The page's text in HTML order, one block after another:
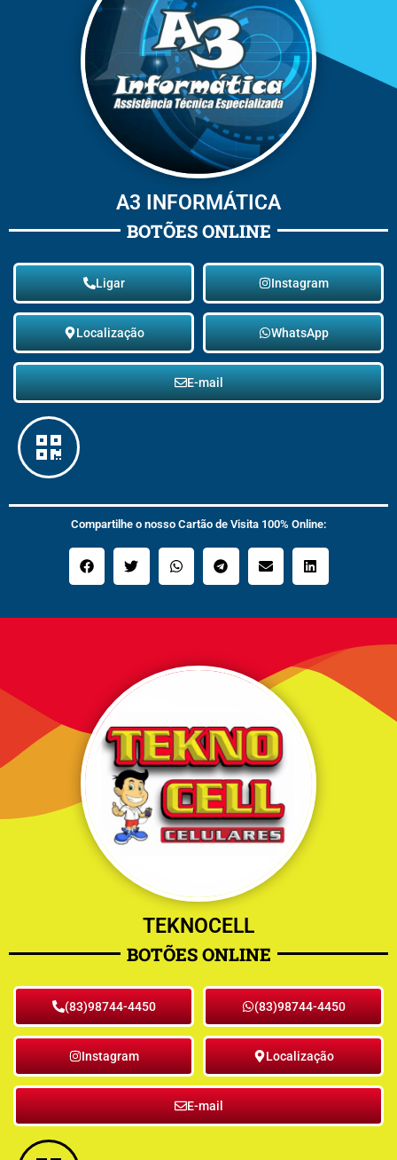
A3 INFORMÁTICA
BOTÕES ONLINE
Ligar Instagram
Localização WhatsApp
E-mail
Compartilhe o nosso Cartão de Visita 100% Online:
TEKNOCELL
BOTÕES ONLINE
(83)98744-4450 (83)98744-4450
Instagram Localização
E-mail